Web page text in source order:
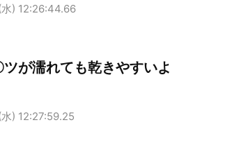
) 12:26:44.66
が濡れても乾きやすいよ
) 12:27:59.25